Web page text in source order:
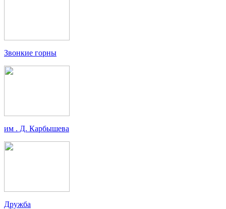
Звонкие горны
им . Д. Карбышева
Дружба